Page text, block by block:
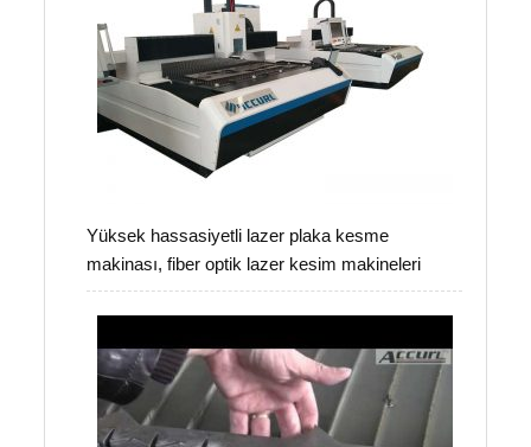
Yüksek hassasiyetli lazer plaka kesme
makinası, fiber optik lazer kesim makineleri